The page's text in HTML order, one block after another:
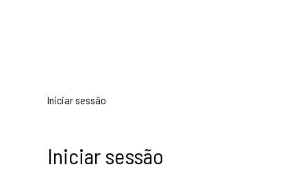
Iniciar sessão
Iniciar sessão